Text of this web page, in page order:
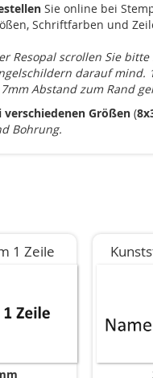
Sie online bei
Schriftfarben und
Resopal scrollen Sie
darauf mind.
Abstand zum Rand
verschiedenen Größen (
Bohrung.
1 Zeile